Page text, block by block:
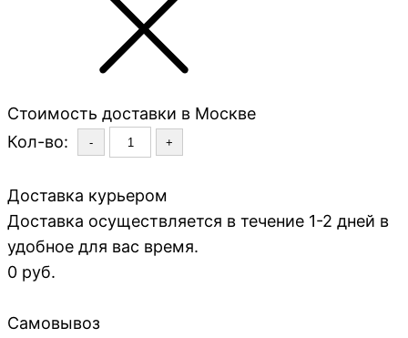
Стоимость доставки в Москве
Кол-во:
- +
Доставка курьером
Доставка осуществляется в течение 1-2 дней в
удобное для вас время.
0 руб.
Самовывоз